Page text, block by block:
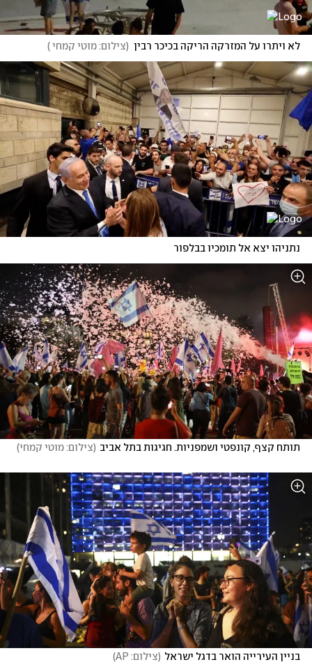
לא ויתרו על המזרקה הריקה בכיכר רבין (צילום: מוטי קמחי )
נתניהו יצא אל תומכיו בבלפור
תותח קצף, קונפטי ושמפניות. חגיגות בתל אביב (צילום: מוטי קמחי)
בניין העירייה הואר בדגל ישראל (צילום: AP )